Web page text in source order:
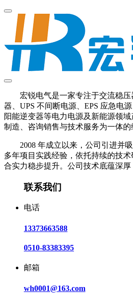
宏锐电气是一家专注于交流稳压
器、UPS 不间断电源、EPS 应急电
阳能逆变器等电力电源及新能源领
制造、咨询销售与技术服务为一体的
2008 年成立以来，公司引进并吸
多年项目实践经验，依托持续的技
合实力稳步提升。公司技术底蕴深厚
联系我们
电话
13373663588
0510-83383395
邮箱
wh0001@163.com